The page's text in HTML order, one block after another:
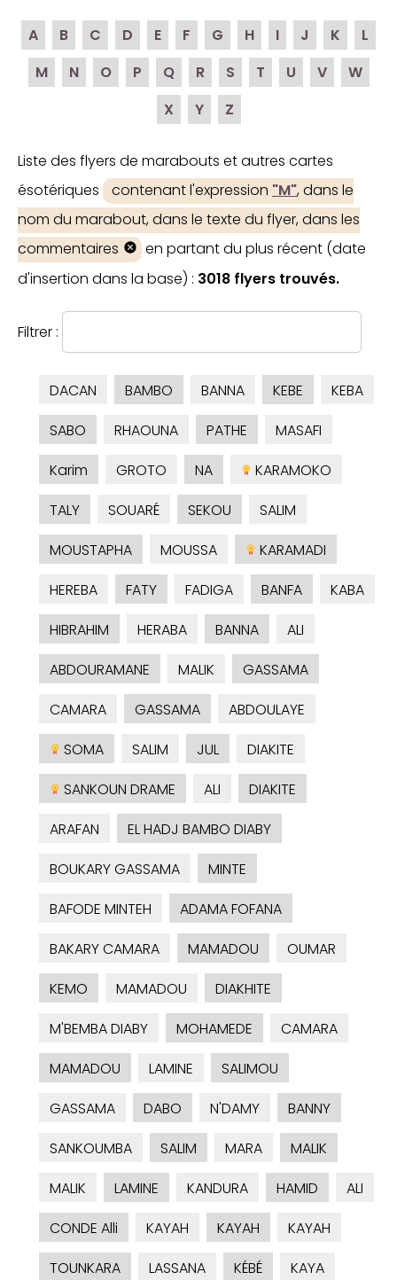
A B C D E F G H I J K
L
M
N O P Q R S T U V
W
X
Y Z
Liste des flyers de marabouts et autres cartes
ésotériques
contenant l'expression "M", dans le
nom du marabout, dans le texte du flyer, dans les
commentaires
en partant du plus récent (date
d'insertion dans la base) : 3018 flyers trouvés.
Filtrer :
DACAN BAMBO BANNA KEBE
KEBA
SABO
RHAOUNA PATHE
MASAFI
Karim
GROTO NA
KARAMOKO
TALY
SOUARÉ SEKOU
SALIM
MOUSTAPHA
MOUSSA
KARAMADI
HEREBA
FATY FADIGA BANFA
KABA
HIBRAHIM
HERABA BANNA
ALI
ABDOURAMANE
MALIK
GASSAMA
CAMARA
GASSAMA
ABDOULAYE
SOMA
SALIM JUL
DIAKITE
SANKOUN DRAME
ALI
DIAKITE
ARAFAN
EL HADJ BAMBO DIABY
BOUKARY GASSAMA
MINTE
BAFODE MINTEH
ADAMA FOFANA
BAKARY CAMARA
MAMADOU
OUMAR
KEMO
MAMADOU
DIAKHITE
M'BEMBA DIABY
MOHAMEDE
CAMARA
MAMADOU
LAMINE
SALIMOU
GASSAMA
DABO N'DAMY
BANNY
SANKOUMBA
SALIM MARA
MALIK
MALIK
LAMINE KANDURA HAMID
ALI
CONDE Alli
KAYAH KAYAH
KAYAH
TOUNKARA
LASSANA KÉBÉ
KAYA